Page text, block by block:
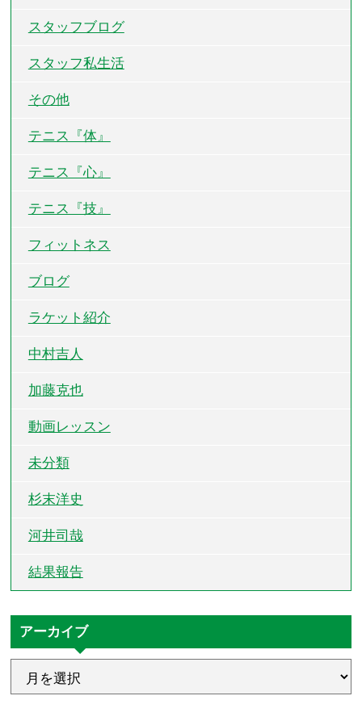
スタッフブログ
スタッフ私生活
その他
テニス『体』
テニス『心』
テニス『技』
フィットネス
ブログ
ラケット紹介
中村吉人
加藤克也
動画レッスン
未分類
杉末洋史
河井司哉
結果報告
アーカイブ